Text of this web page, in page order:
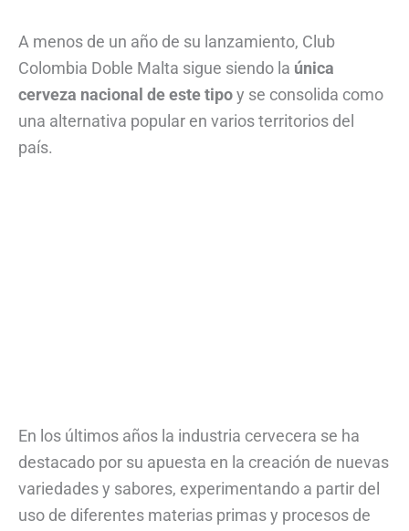
A menos de un año de su lanzamiento, Club
Colombia Doble Malta sigue siendo la única
cerveza nacional de este tipoy se consolida como
una alternativa popular en varios territorios del
país.
En los últimos años la industria cervecera se ha
destacado por su apuesta en la creación de nuevas
variedades y sabores, experimentando a partir del
uso de diferentes materias primas y procesos de